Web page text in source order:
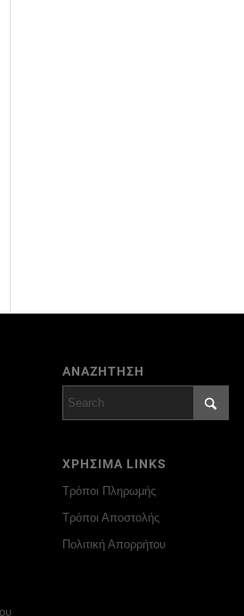
ΑΝΑΖΗΤΗΣΗ
ΧΡΗΣΙΜΑ LINKS
Τρόποι Πληρωμής
Τρόποι Αποστολής
Πολιτική Απορρήτου